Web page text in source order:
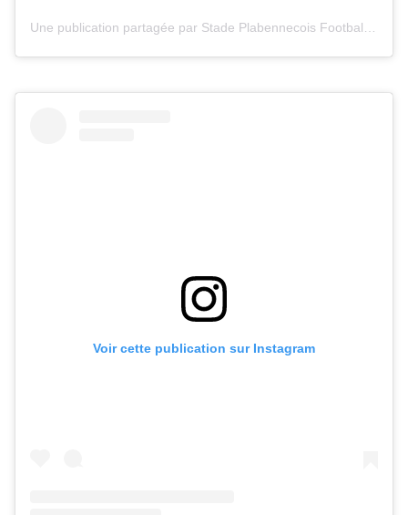
Voir cette publication sur Instagram